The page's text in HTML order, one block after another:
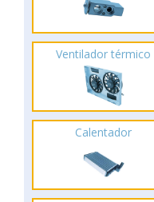
Ventilador térmico
Calentador